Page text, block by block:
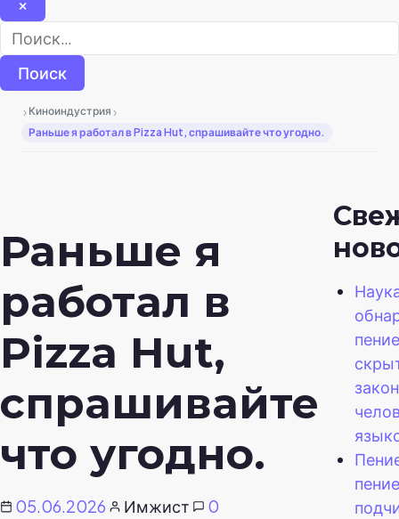
Найти:
› Киноиндустрия ›
Раньше я работал в Pizza Hut, спрашивайте что угодно.
Раньше я
работал в
Pizza Hut,
спрашивайте
что угодно.
05.06.2026 Имжист
0